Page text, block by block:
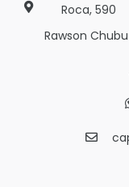
Roca, 590
Rawson